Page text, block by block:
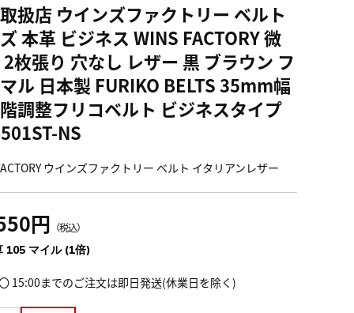
扱店 ウインズファクトリー ベルト
本革 ビジネス WINS FACTORY 微
枚張り 穴なし レザー 黒 ブラウン フ
ル 日本製 FURIKO BELTS 35mm幅
調整フリコベルト ビジネスタイプ
NS
ウインズファクトリー ベルト イタリアンレザー
円 （税込）
105 マイル (1倍)
15:00までのご注文は即日発送(休業日を除く)